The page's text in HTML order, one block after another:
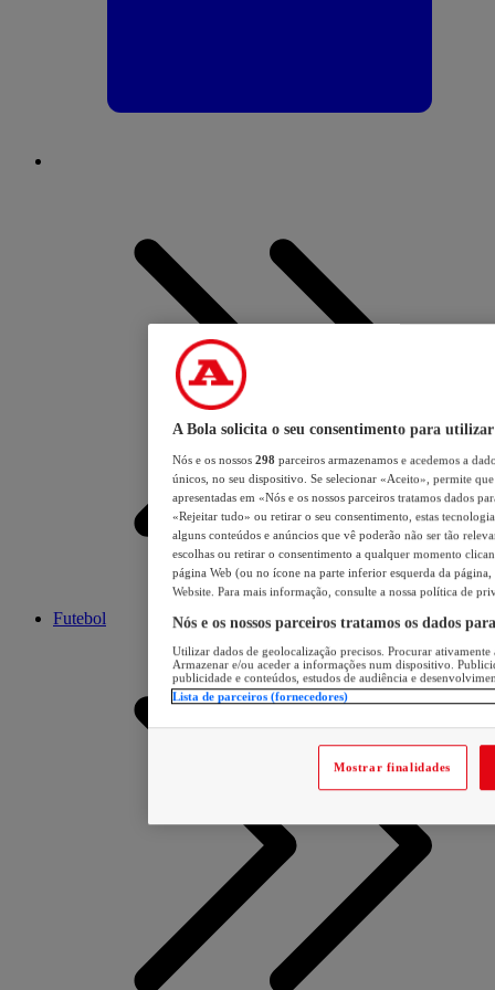
Futebol
A Bola solicita o seu consentimento para utilizar
Nós e os nossos 298 parceiros armazenamos e acedemos a
únicos, no seu dispositivo. Se selecionar «Aceito», permite
apresentadas em «Nós e os nossos parceiros tratamos dados
«Rejeitar tudo» ou retirar o seu consentimento, estas
alguns conteúdos e anúncios que vê poderão não ser tão
escolhas ou retirar o consentimento a qualquer momento
página Web (ou no ícone na parte inferior esquerda da página,
Website. Para mais informação, consulte a nossa política de
Nós e os nossos parceiros tratamos os dados
Utilizar dados de geolocalização precisos. Procurar
Armazenar e/ou aceder a informações num dispositivo.
publicidade e conteúdos, estudos de audiência e
Lista de parceiros (fornecedores)
Mostrar finalidades